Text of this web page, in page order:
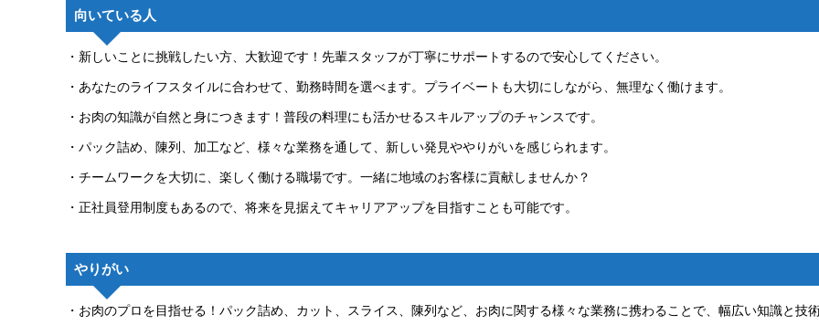
向いている人
・新しいことに挑戦したい方、大歓迎です！先輩スタッフが丁寧にサポートするので安心してください。
・あなたのライフスタイルに合わせて、勤務時間を選べます。プライベートも大切にしながら、無理なく働けます。
・お肉の知識が自然と身につきます！普段の料理にも活かせるスキルアップのチャンスです。
・パック詰め、陳列、加工など、様々な業務を通して、新しい発見ややりがいを感じられます。
・チームワークを大切に、楽しく働ける職場です。一緒に地域のお客様に貢献しませんか？
・正社員登用制度もあるので、将来を見据えてキャリアアップを目指すことも可能です。
やりがい
・お肉のプロを目指せる！パック詰め、カット、スライス、陳列など、お肉に関する様々な業務に携わることで、幅広い知識と技